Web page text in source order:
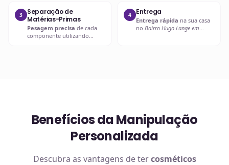
esclarecimentos.
3
Separação de
Matérias-Primas
Pesagem precisa de cada
componente utilizando
4 Entrega
Entrega rápida na sua casa
no Bairro Hugo Lange em
Benefícios da Manipulação
Personalizada
Descubra as vantagens de tercosméticos